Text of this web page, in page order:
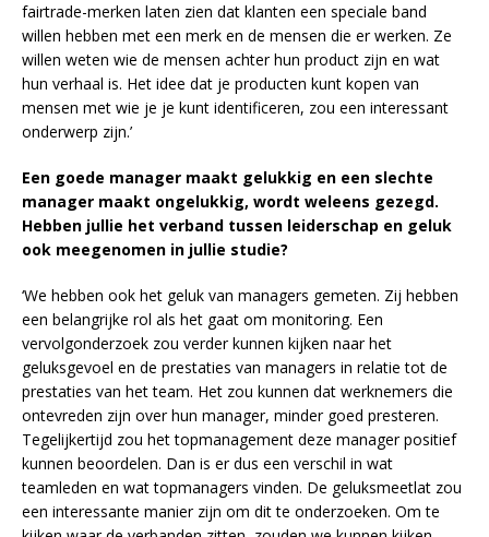
fairtrade-merken laten zien dat klanten een speciale band
willen hebben met een merk en de mensen die er werken. Ze
willen weten wie de mensen achter hun product zijn en wat
hun verhaal is. Het idee dat je producten kunt kopen van
mensen met wie je je kunt identificeren, zou een interessant
onderwerp zijn.’
Een goede manager maakt gelukkig en een slechte
manager maakt ongelukkig, wordt weleens gezegd.
Hebben jullie het verband tussen leiderschap en geluk
ook meegenomen in jullie studie?
‘We hebben ook het geluk van managers gemeten. Zij hebben
een belangrijke rol als het gaat om monitoring. Een
vervolgonderzoek zou verder kunnen kijken naar het
geluksgevoel en de prestaties van managers in relatie tot de
prestaties van het team. Het zou kunnen dat werknemers die
ontevreden zijn over hun manager, minder goed presteren.
Tegelijkertijd zou het topmanagement deze manager positief
kunnen beoordelen. Dan is er dus een verschil in wat
teamleden en wat topmanagers vinden. De geluksmeetlat zou
een interessante manier zijn om dit te onderzoeken. Om te